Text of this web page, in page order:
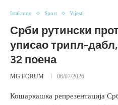
Istaknuto Sport Vijesti
Срби рутински
уписао трипл-
32 поена
MG FORUM 06/07/2026
Кошаркашка репрезентација